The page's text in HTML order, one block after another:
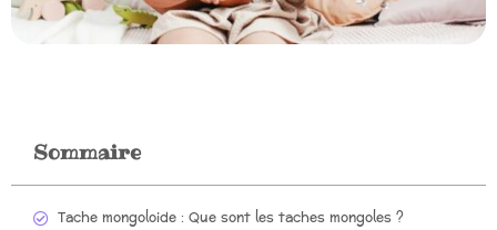
Sommaire
Tache mongoloide : Que sont les taches mongoles ?